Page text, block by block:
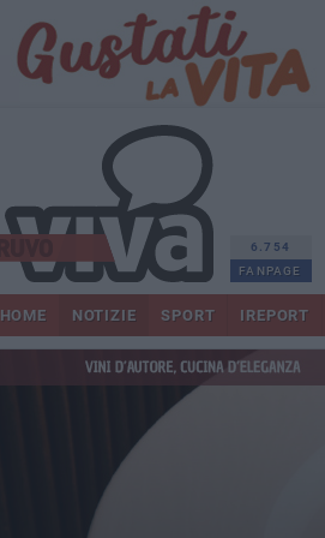
6.754
FANPAGE
HOME NOTIZIE SPORT IREPORT